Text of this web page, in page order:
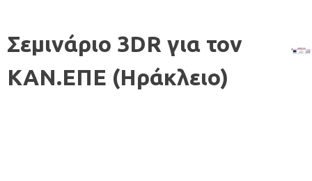
Σεμινάριο 3DR για τον
ΚΑΝ.ΕΠΕ (Ηράκλειο)